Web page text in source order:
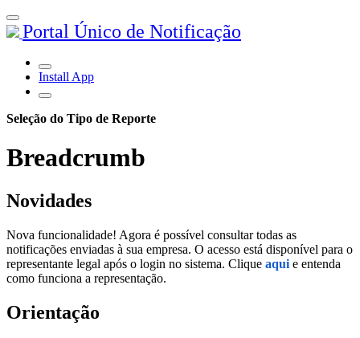
Portal Único de Notificação
Install App
Seleção do Tipo de Reporte
Breadcrumb
Novidades
Nova funcionalidade! Agora é possível consultar todas as
notificações enviadas à sua empresa. O acesso está disponível para o
representante legal após o login no sistema. Clique aqui e entenda
como funciona a representação.
Orientação